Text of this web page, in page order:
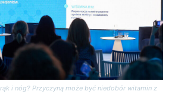
i nóg? Przyczyną może być niedobór witamin z